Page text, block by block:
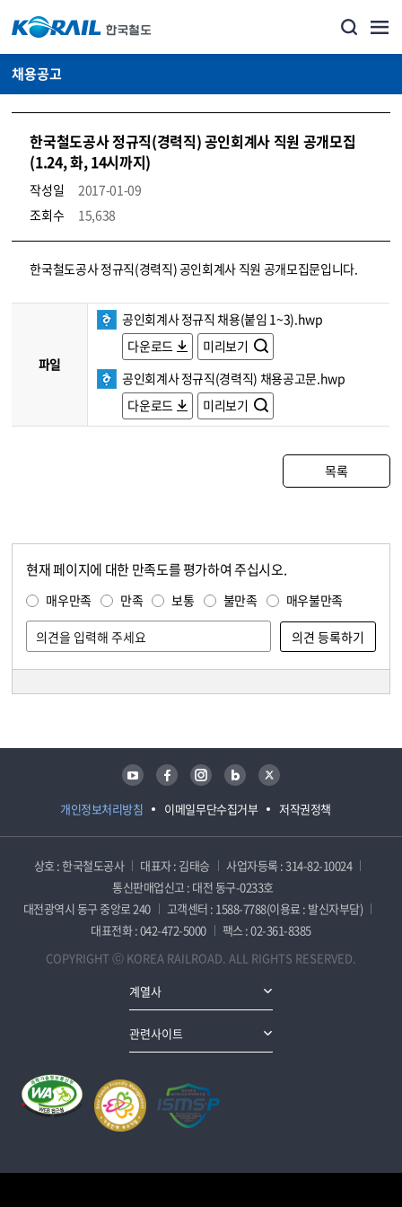
채용공고
한국철도공사 정규직(경력직) 공인회계사 직원 공개모집
(1.24, 화, 14시까지)
작성일
2017-01-09
조회수
15,638
코레일소개_경영공시_채용공고 상세보기 – 내용, 파일, 담당자 연락처로 구성
한국철도공사 정규직(경력직) 공인회계사 직원 공개모집문입니다.
파일
공인회계사 정규직 채용(붙임 1~3).hwp
다운로드
미리보기
공인회계사 정규직(경력직) 채용공고문.hwp
다운로드
미리보기
목록
현재 페이지에 대한 만족도를 평가하여 주십시오.
매우만족 만족 보통 불만족 매우불만족
개인정보처리방침 이메일무단수집거부 저작권정책
유튜브 페이스북 인스타그램 블로그 트위터
상호 : 한국철도공사 대표자 : 김태승
사업자등록 : 314-82-10024
통신판매업신고 : 대전 동구-0233호
대전광역시 동구 중앙로 240
고객센터 : 1588-7788(이용료 : 발신자부담)
대표전화 : 042-472-5000
팩스 : 02-361-8385
COPYRIGHT ⓒ KOREA RAILROAD. ALL RIGHTS RESERVED.
계열사
관련사이트